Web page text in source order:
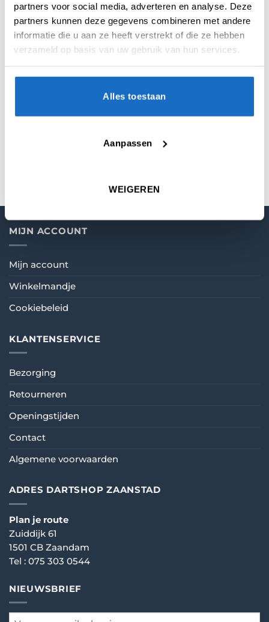
partners voor social media, adverteren en analyse. Deze
partners kunnen deze gegevens combineren met andere
informatie die u aan ze heeft verstrekt of die ze hebben
verzameld op basis van uw gebruik van hun services.
Alles toestaan
Aanpassen
WEIGEREN
BEOORDELINGEN (0)
Spelers
Standard
MIJN ACCOUNT
Mijn account
Winkelmandje
Cookiebeleid
KLANTENSERVICE
Bezorging
Retourneren
Openingstijden
Contact
Algemene voorwaarden
ADRES DARTSHOP ZAANSTAD
Plan je route
Zuiddijk 61
1501 CB Zaandam
Tel : 075 303 0544
NIEUWSBRIEF
email